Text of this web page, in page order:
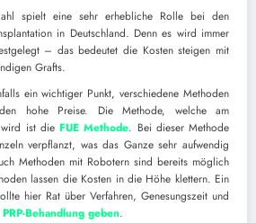
spielt eine sehr erhebliche Rolle bei den
in Deutschland. Denn es wird immer
– das bedeutet die Kosten steigen mit
Grafts.
ein wichtiger Punkt, verschiedene Methoden
hohe Preise. Die Methode, welche am
wird ist dieFUE Methode. Bei dieser Methode
verpflanzt, was das Ganze sehr aufwendig
Methoden mit Robotern sind bereits möglich
lassen die Kosten in die Höhe klettern. Ein
hier Rat über Verfahren, Genesungszeit und
Behandlung geben.